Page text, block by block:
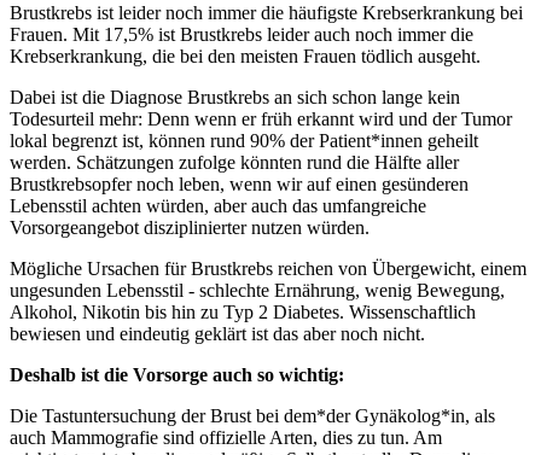
Brustkrebs ist leider noch immer die häufigste Krebserkrankung bei
Frauen. Mit 17,5% ist Brustkrebs leider auch noch immer die
Krebserkrankung, die bei den meisten Frauen tödlich ausgeht.
Dabei ist die Diagnose Brustkrebs an sich schon lange kein
Todesurteil mehr: Denn wenn er früh erkannt wird und der Tumor
lokal begrenzt ist, können rund 90% der Patient*innen geheilt
werden. Schätzungen zufolge könnten rund die Hälfte aller
Brustkrebsopfer noch leben, wenn wir auf einen gesünderen
Lebensstil achten würden, aber auch das umfangreiche
Vorsorgeangebot disziplinierter nutzen würden.
Mögliche Ursachen für Brustkrebs reichen von Übergewicht, einem
ungesunden Lebensstil - schlechte Ernährung, wenig Bewegung,
Alkohol, Nikotin bis hin zu Typ 2 Diabetes. Wissenschaftlich
bewiesen und eindeutig geklärt ist das aber noch nicht.
Deshalb ist die Vorsorge auch so wichtig:
Die Tastuntersuchung der Brust bei dem*der Gynäkolog*in, als
auch Mammografie sind offizielle Arten, dies zu tun. Am